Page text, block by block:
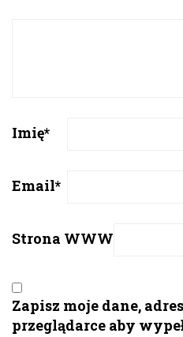
Imię*
Email*
Strona WWW
Zapisz moje dane,
przeglądarce aby